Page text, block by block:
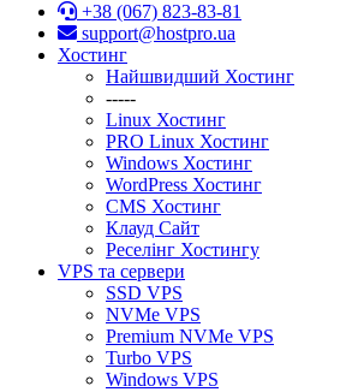
+38 (067) 823-83-81
support@hostpro.ua
Хостинг
Найшвидший Хостинг
-----
Linux Хостинг
PRO Linux Хостинг
Windows Хостинг
WordPress Хостинг
CMS Хостинг
Клауд Сайт
Реселінг Хостингу
VPS та сервери
SSD VPS
NVMe VPS
Premium NVMe VPS
Turbo VPS
Windows VPS